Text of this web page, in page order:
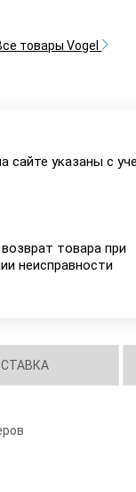
товары Vogel
сайте указаны с
товара при
неисправности